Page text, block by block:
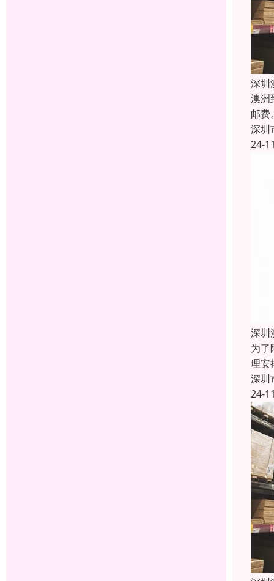
深圳
澳洲
邮费
深圳
24-
深圳
为了
理安
深圳
24-